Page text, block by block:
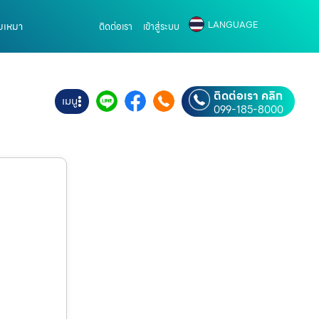
หมา ติดต่อเรา เข้าสู่ระบบ LANGUAGE
เมนู ติดต่อเรา คลิก
099-185-8000